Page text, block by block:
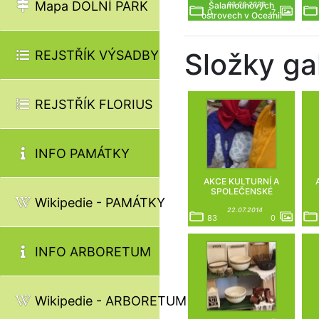
Mapa DOLNÍ PARK
REJSTŘÍK VÝSADBY
REJSTŘÍK FLORIUS
INFO PAMÁTKY
Wikipedie - PAMÁTKY
INFO ARBORETUM
Wikipedie - ARBORETUM
Šalamounových
ostrovech v Oceánii
03.06.2026
7
0
Složky
AKCE KULTURNÍ A
SPOLEČENSKÉ
22.07.2014
0
83